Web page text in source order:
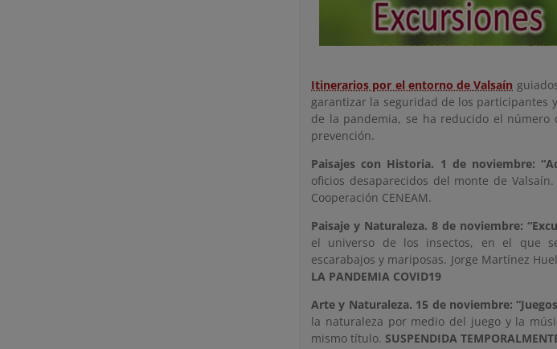
Itinerarios por el entorno de Valsaín
garantizar la seguridad de los participantes
de la pandemia, se ha reducido el número
prevención.
Paisajes con Historia. 1 de noviembre:
oficios desaparecidos del monte de
Cooperación CENEAM.
Paisaje y Naturaleza. 8 de noviembre:
el universo de los insectos, en el que
escarabajos y mariposas. Jorge Martínez
LA PANDEMIA COVID19
Arte y Naturaleza. 15 de noviembre:
la naturaleza por medio del juego y la
mismo título. SUSPENDIDA